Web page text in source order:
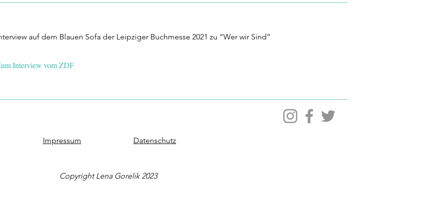
auf dem Blauen Sofa der Leipziger Buchmesse 2021 zu “Wer wir Sind”
Interview vom ZDF
Impressum Datenschutz
Copyright Lena Gorelik 2023